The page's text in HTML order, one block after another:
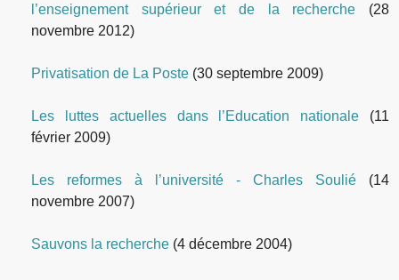
l’enseignement supérieur et de la recherche (28
novembre 2012)
Privatisation de La Poste (30 septembre 2009)
Les luttes actuelles dans l’Education nationale (11
février 2009)
Les reformes à l’université - Charles Soulié(14
novembre 2007)
Sauvons la recherche (4 décembre 2004)